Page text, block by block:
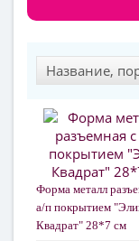
Форма металл
а/п покрытием
Квадрат" 28*7 см